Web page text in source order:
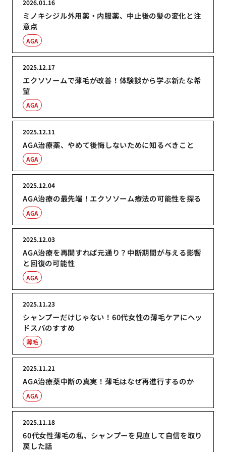
ミノキシジル外用薬・内服薬、中止後の髪の変化と注
意点
2026.01.16
AGA
エクソソームで薄毛が改善！体験談から学ぶ新たな希
望
2025.12.17
AGA
AGA治療薬、やめて後悔しないために知るべきこと
2025.12.11
AGA
AGA治療の最先端！エクソソーム療法の可能性を探る
2025.12.04
AGA
AGA治療を再開すれば元通り？中断期間が与える影響
と回復の可能性
2025.12.03
AGA
シャンプーだけじゃない！60代女性の薄毛ケアにヘッ
ドスパのすすめ
2025.11.23
薄毛
AGA治療薬中断の真実！薄毛はなぜ再進行するのか
2025.11.21
AGA
60代女性薄毛の私、シャンプーを見直して自信を取り
戻した話
2025.11.18